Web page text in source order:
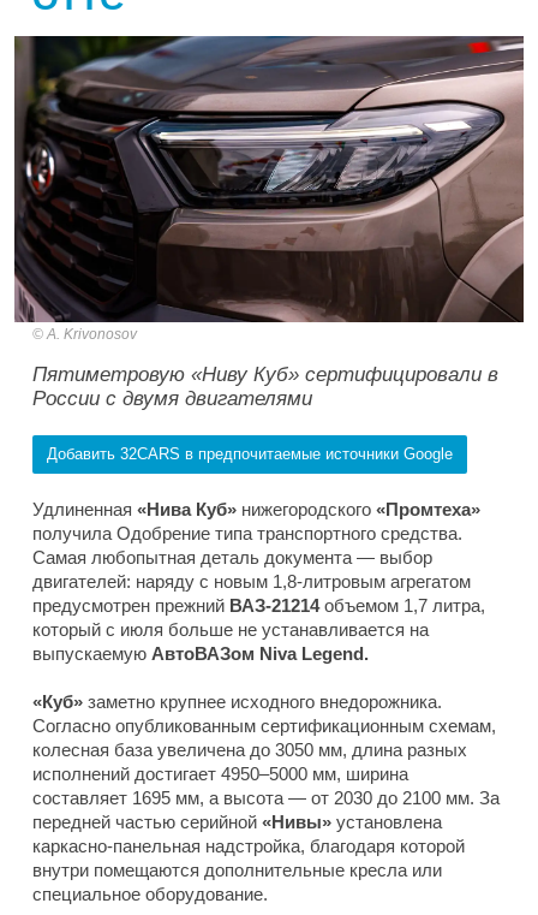
A. Krivonosov
Пятиметровую «Ниву Куб» сертифицировали в
России с двумя двигателями
Добавить 32CARS в предпочитаемые источники Google
Удлиненная «Нива Куб» нижегородского «Промтеха»
получила Одобрение типа транспортного средства.
Самая любопытная деталь документа — выбор
двигателей: наряду с новым 1,8-литровым агрегатом
предусмотрен прежний ВАЗ-21214объемом 1,7 литра,
который с июля больше не устанавливается на
выпускаемую АвтоВАЗом Niva Legend.
«Куб» заметно крупнее исходного внедорожника.
Согласно опубликованным сертификационным схемам,
колесная база увеличена до 3050 мм, длина разных
исполнений достигает 4950–5000 мм, ширина
составляет 1695 мм, а высота — от 2030 до 2100 мм. За
передней частью серийной «Нивы» установлена
каркасно-панельная надстройка, благодаря которой
внутри помещаются дополнительные кресла или
специальное оборудование.